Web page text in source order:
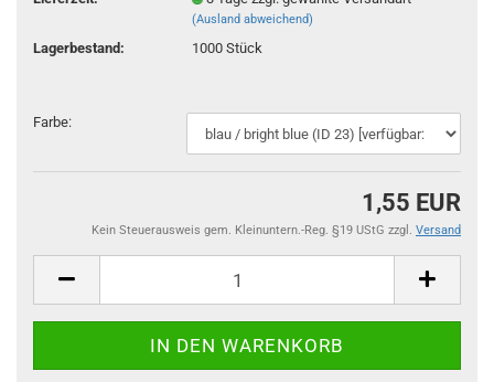
(Ausland abweichend)
Lagerbestand: 1000Stück
Farbe:
1,55 EUR
Kein Steuerausweis gem. Kleinuntern.-Reg. §19 UStG zzgl. Versand